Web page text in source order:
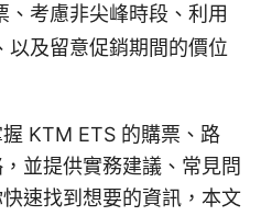
、考慮非尖峰時段、利用
以及留意促銷期間的價位
KTM ETS 的購票、路
並提供實務建議、常見問
速找到想要的資訊，本文